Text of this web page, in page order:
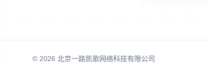
© 2026 北京一路凯歌网络科技有限公司